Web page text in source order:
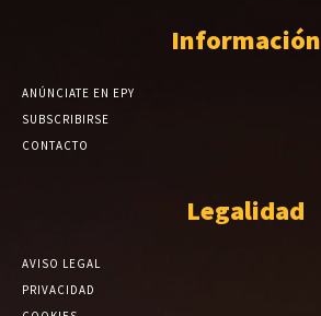
Información
ANÚNCIATE EN EPY
SUBSCRIBIRSE
CONTACTO
Legalidad
AVISO LEGAL
PRIVACIDAD